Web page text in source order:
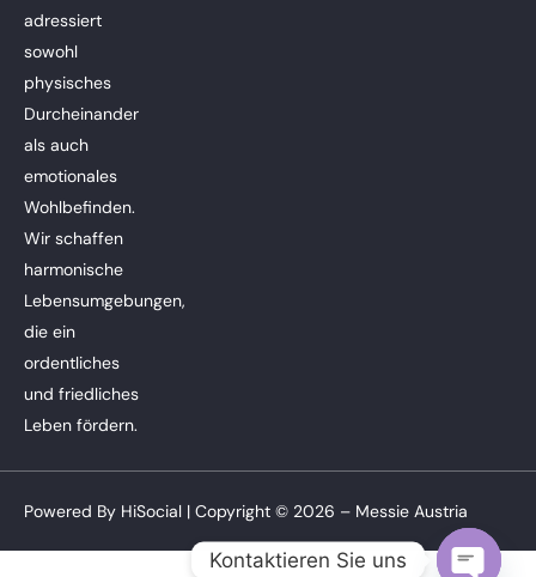
adressiert
sowohl
physisches
Durcheinander
als auch
emotionales
Wohlbefinden.
Wir schaffen
harmonische
Lebensumgebungen,
die ein
ordentliches
und friedliches
Leben fördern.
Powered By HiSocial | Copyright © 2026 – Messie Austria
Kontaktieren Sie uns